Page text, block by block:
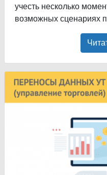
учесть несколько
возможных сценариях